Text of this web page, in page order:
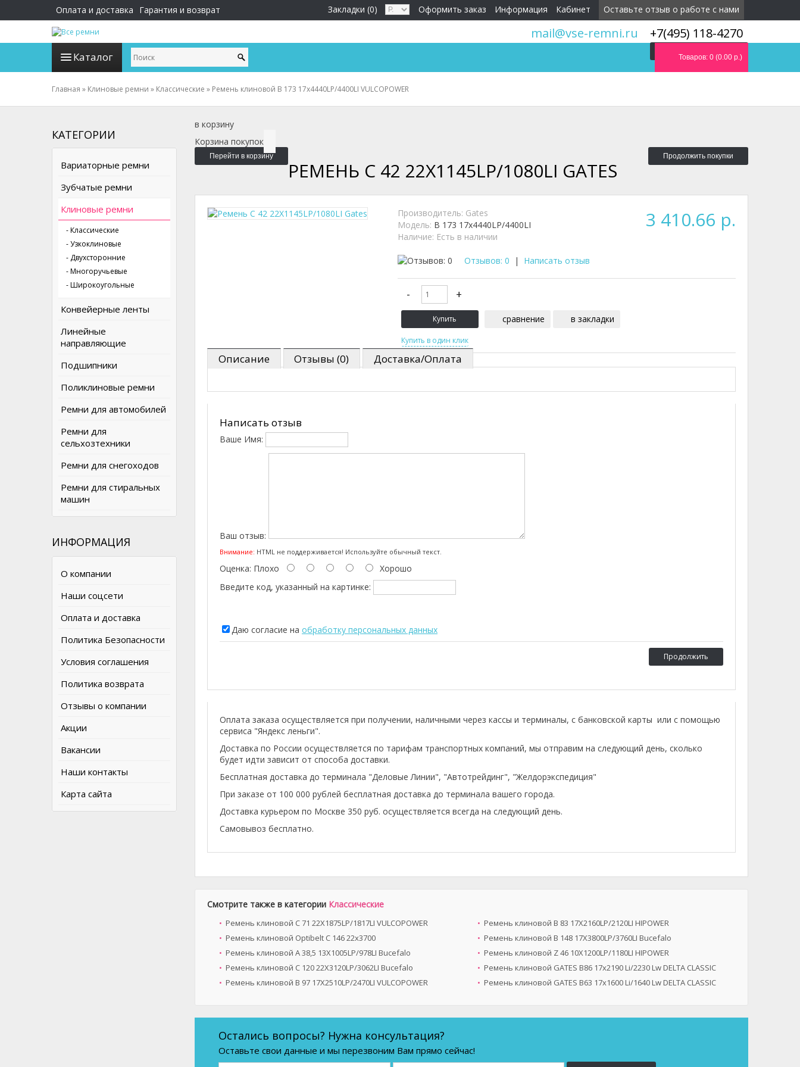
Оплата и доставка Гарантия и возврат Оставьте отзыв о работе с нами
Кабинет
Информация
Оформить заказ
Закладки (0)
+7(495) 118-4270
mail@vse-remni.ru
Каталог Товаров: 0 (0.00 р.)
Главная » Клиновые ремни » Классические » Ремень клиновой B 173 17x4440LP/4400LI VULCOPOWER
КАТЕГОРИИ
Вариаторные ремни
Зубчатые ремни
Клиновые ремни
- Классические
- Узкоклиновые
- Двухсторонние
- Многоручьевые
- Широкоугольные
Конвейерные ленты
Линейные
направляющие
Подшипники
Поликлиновые ремни
Ремни для автомобилей
Ремни для
сельхозтехники
Ремни для снегоходов
Ремни для стиральных
машин
ИНФОРМАЦИЯ
О компании
Наши соцсети
Оплата и доставка
Политика Безопасности
Условия соглашения
Политика возврата
Отзывы о компании
Акции
Вакансии
Наши контакты
Карта сайта
в корзину
Корзина покупок
Перейти в корзину Продолжить покупки
РЕМЕНЬ C 42 22X1145LP/1080LI GATES
3 410.66 р.
Производитель: Gates
Модель: B 173 17x4440LP/4400LI
Наличие: Есть в наличии
Отзывов: 0 | Написать отзыв
сравнение в закладки
Описание Отзывы (0) Доставка/Оплата
Написать отзыв
Ваше Имя:
Ваш отзыв:
Внимание: HTML не поддерживается! Используйте обычный текст.
Оценка: Плохо
Хорошо
Введите код, указанный на картинке:
Даю согласие на обработку персональных данных
Продолжить
Оплата заказа осуществляется при получении, наличными через кассы и терминалы, с банковской карты или с помощью
сервиса "Яндекс леньги".
Доставка по России осуществляется по тарифам транспортных компаний, мы отправим на следующий день, сколько
будет идти зависит от способа доставки.
Бесплатная доставка до терминала "Деловые Линии", "Автотрейдинг", "Желдорэкспедиция"
При заказе от 100 000 рублей бесплатная доставка до терминала вашего города.
Доставка курьером по Москве 350 руб. осуществляется всегда на следующий день.
Самовывоз бесплатно.
Смотрите также в категории Классические
Ремень клиновой C 71 22X1875LP/1817LI VULCOPOWER
Ремень клиновой B 83 17X2160LP/2120LI HIPOWER
Ремень клиновой Optibelt C 146 22x3700
Ремень клиновой B 148 17X3800LP/3760LI Bucefalo
Ремень клиновой A 38,5 13X1005LP/978LI Bucefalo
Ремень клиновой Z 46 10X1200LP/1180LI HIPOWER
Ремень клиновой C 120 22X3120LP/3062LI Bucefalo
Ремень клиновой GATES B86 17x2190 Li/2230 Lw DELTA CLASSIC
Ремень клиновой B 97 17X2510LP/2470LI VULCOPOWER
Ремень клиновой GATES B63 17x1600 Li/1640 Lw DELTA CLASSIC
Остались вопросы? Нужна консультация?
Оставьте свои данные и мы перезвоним Вам прямо сейчас!